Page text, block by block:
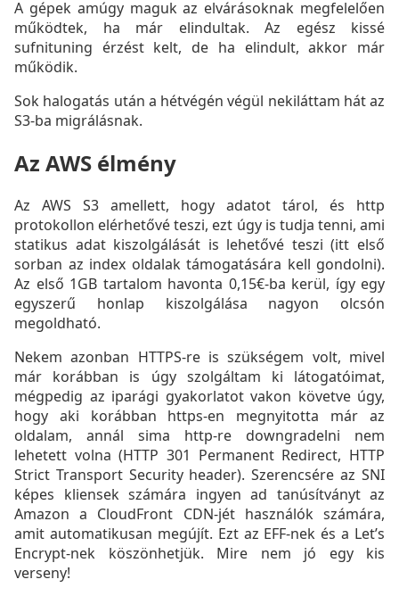
A gépek amúgy maguk az elvárásoknak megfelelően
működtek, ha már elindultak. Az egész kissé
sufnituning érzést kelt, de ha elindult, akkor már
működik.
Sok halogatás után a hétvégén végül nekiláttam hát az
S3-ba migrálásnak.
Az AWS élmény
Az AWS S3 amellett, hogy adatot tárol, és http
protokollon elérhetővé teszi, ezt úgy is tudja tenni, ami
statikus adat kiszolgálását is lehetővé teszi (itt első
sorban az index oldalak támogatására kell gondolni).
Az első 1GB tartalom havonta 0,15€-ba kerül, így egy
egyszerű honlap kiszolgálása nagyon olcsón
megoldható.
Nekem azonban HTTPS-re is szükségem volt, mivel
már korábban is úgy szolgáltam ki látogatóimat,
mégpedig az iparági gyakorlatot vakon követve úgy,
hogy aki korábban https-en megnyitotta már az
oldalam, annál sima http-re downgradelni nem
lehetett volna (HTTP 301 Permanent Redirect, HTTP
Strict Transport Security header). Szerencsére az SNI
képes kliensek számára ingyen ad tanúsítványt az
Amazon a CloudFront CDN-jét használók számára,
amit automatikusan megújít. Ezt az EFF-nek és a Let’s
Encrypt-nek köszönhetjük. Mire nem jó egy kis
verseny!